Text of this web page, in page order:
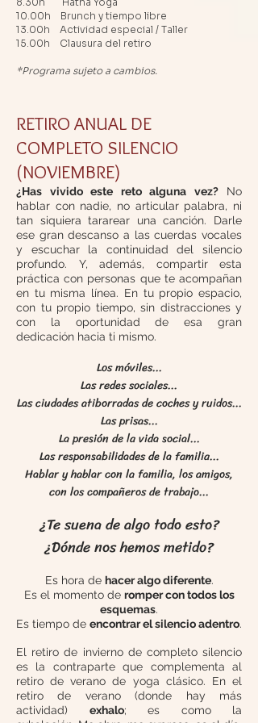
10.00h Brunch y tiempo libre
13.00h Actividad especial / Taller
15.00h Clausura del retiro
*Programa sujeto a cambios.
RETIRO ANUAL DE
COMPLETO SILENCIO
(NOVIEMBRE)
¿Has vivido este reto alguna vez?No
hablar con nadie, no articular palabra, ni
tan siquiera tararear una canción. Darle
ese gran descanso a las cuerdas vocales
y escuchar la continuidad del silencio
profundo. Y, además, compartir esta
práctica con personas que te acompañan
en tu misma línea. En tu propio espacio,
con tu propio tiempo, sin distracciones y
con la oportunidad de esa gran
dedicación hacia ti mismo.
Los móviles...
Las redes sociales...
Las ciudades atiborradas de coches y ruidos...
Las prisas...
La presiónde la vida social...
Las responsabilidades dela familia...
Hablar y hablar con la familia, los amigos,
con los compañeros de trabajo...
¿Te suena de algo todo esto?
¿Dónde nos hemos metido?
Es hora de hacer algo diferente.
Es el momento de romper con todos los
esquemas.
Es tiempo de encontrar el silencio adentro.
El retiro de invierno de completo silencio
es la contraparte que complementa al
retiro de verano de yoga clásico. En el
retiro de verano (donde hay más
actividad)
exhalo; es como la